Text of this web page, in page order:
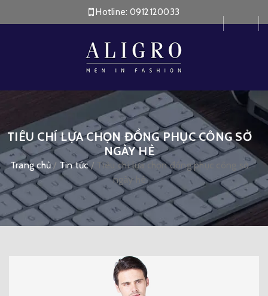
Hotline: 0912120033
TIÊU CHÍ LỰA CHỌN ĐỒNG PHỤC CÔNG SỞ
NGÀY HÈ
Trang chủ / Tin tức / Tiêu chí lựa chọn đồng phục công sở
ngày hè